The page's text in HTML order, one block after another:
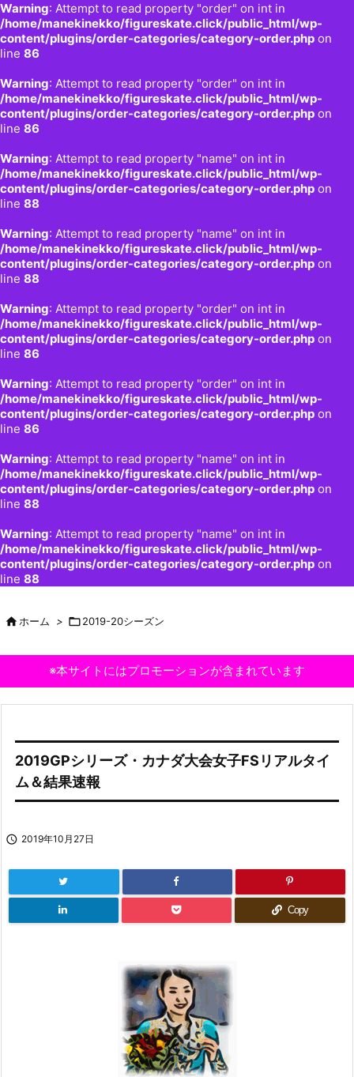
Warning: Attempt to read property "order" on int in
/home/manekinekko/figureskate.click/public_html/wp-
content/plugins/order-categories/category-order.php on
line 86
Warning: Attempt to read property "order" on int in
/home/manekinekko/figureskate.click/public_html/wp-
content/plugins/order-categories/category-order.php on
line 86
Warning: Attempt to read property "name" on int in
/home/manekinekko/figureskate.click/public_html/wp-
content/plugins/order-categories/category-order.php on
line 88
Warning: Attempt to read property "name" on int in
/home/manekinekko/figureskate.click/public_html/wp-
content/plugins/order-categories/category-order.php on
line 88
Warning: Attempt to read property "order" on int in
/home/manekinekko/figureskate.click/public_html/wp-
content/plugins/order-categories/category-order.php on
line 86
Warning: Attempt to read property "order" on int in
/home/manekinekko/figureskate.click/public_html/wp-
content/plugins/order-categories/category-order.php on
line 86
Warning: Attempt to read property "name" on int in
/home/manekinekko/figureskate.click/public_html/wp-
content/plugins/order-categories/category-order.php on
line 88
Warning: Attempt to read property "name" on int in
/home/manekinekko/figureskate.click/public_html/wp-
content/plugins/order-categories/category-order.php on
line 88
ホーム > 2019-20シーズン
※本サイトにはプロモーションが含まれています
2019GPシリーズ・カナダ大会女子FSリアルタイ
ム＆結果速報
 2019年10月27日
Copy